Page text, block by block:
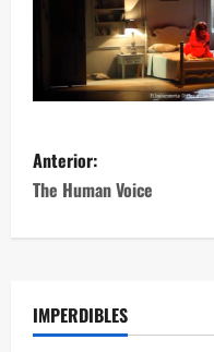
Anterior:
The Human Voice
IMPERDIBLES